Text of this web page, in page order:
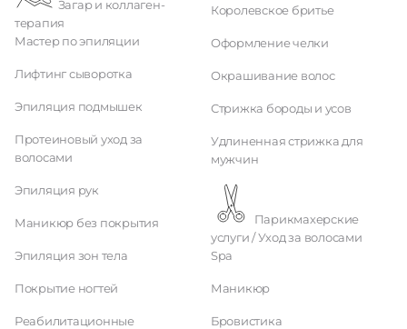
терапия
Мастер по эпиляции
Лифтинг сыворотка
Эпиляция подмышек
Протеиновый уход за
волосами
Эпиляция рук
Маникюр без покрытия
Эпиляция зон тела
Покрытие ногтей
Реабилитационные
Королевское бритье
Оформление челки
Окрашивание волос
Стрижка бороды и усов
Удлиненная стрижка для
мужчин
услуги / Уход за волосами
Spa
Маникюр
Бровистика